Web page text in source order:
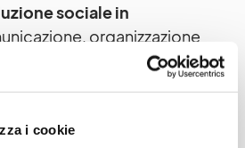
i cookie
sociale in
organizzazione
i ricercatori hanno